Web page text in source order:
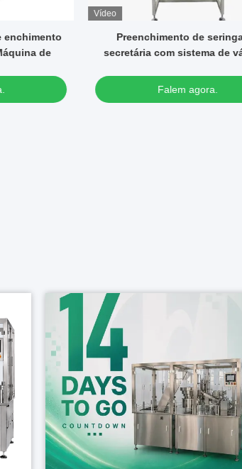
de
de vácuo e
Vídeo
Máquina automática de
tamponamento de seringa
Falem agora.